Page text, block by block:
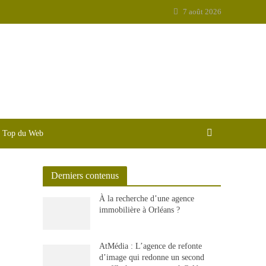
7 août 2026
Top du Web
Derniers contenus
À la recherche d’une agence
immobilière à Orléans ?
AtMédia : L’agence de refonte
d’image qui redonne un second